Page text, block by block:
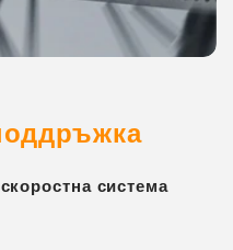
система